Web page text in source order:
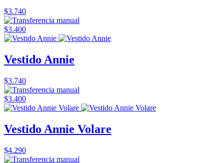
$3.740
$3.400
Vestido Annie
$3.740
$3.400
Vestido Annie Volare
$4.290